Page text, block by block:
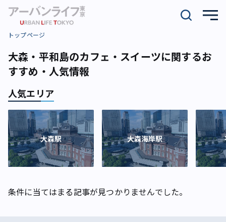
トップページ
大森・平和島のカフェ・スイーツに関するお
すすめ・人気情報
人気エリア
大森駅 大森海岸駅
条件に当てはまる記事が見つかりませんでした。